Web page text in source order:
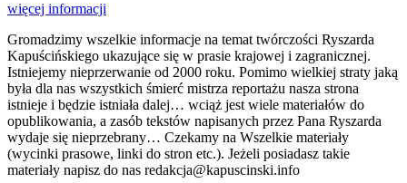
więcej informacji
Gromadzimy wszelkie informacje na temat twórczości Ryszarda
Kapuścińskiego ukazujące się w prasie krajowej i zagranicznej.
Istniejemy nieprzerwanie od 2000 roku. Pomimo wielkiej straty jaką
była dla nas wszystkich śmierć mistrza reportażu nasza strona
istnieje i będzie istniała dalej… wciąż jest wiele materiałów do
opublikowania, a zasób tekstów napisanych przez Pana Ryszarda
wydaje się nieprzebrany… Czekamy na Wszelkie materiały
(wycinki prasowe, linki do stron etc.). Jeżeli posiadasz takie
materiały napisz do nas redakcja@kapuscinski.info